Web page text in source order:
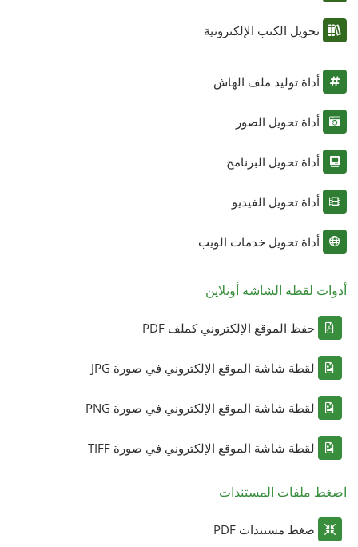
تحويل الكتب الإلكترونية
أداة توليد ملف الهاش
أداة تحويل الصور
أداة تحويل البرنامج
أداة تحويل الفيديو
أداة تحويل خدمات الويب
أدوات لقطة الشاشة أونلاين
حفظ الموقع الإلكتروني كملف PDF
لقطة شاشة الموقع الإلكتروني في صورة JPG
لقطة شاشة الموقع الإلكتروني في صورة PNG
لقطة شاشة الموقع الإلكتروني في صورة TIFF
اضغط ملفات المستندات
ضغط مستندات PDF